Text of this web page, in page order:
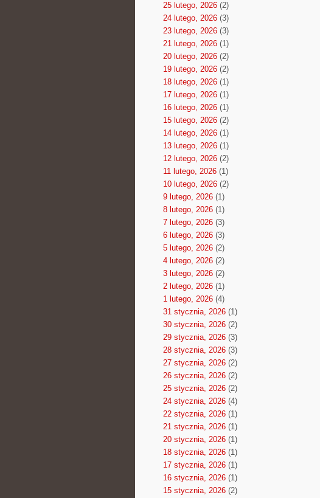
25 lutego, 2026(2)
24 lutego, 2026(3)
23 lutego, 2026(3)
21 lutego, 2026(1)
20 lutego, 2026(2)
19 lutego, 2026(2)
18 lutego, 2026(1)
17 lutego, 2026(1)
16 lutego, 2026(1)
15 lutego, 2026(2)
14 lutego, 2026(1)
13 lutego, 2026(1)
12 lutego, 2026(2)
11 lutego, 2026(1)
10 lutego, 2026(2)
9 lutego, 2026(1)
8 lutego, 2026(1)
7 lutego, 2026(3)
6 lutego, 2026(3)
5 lutego, 2026(2)
4 lutego, 2026(2)
3 lutego, 2026(2)
2 lutego, 2026(1)
1 lutego, 2026(4)
31 stycznia, 2026(1)
30 stycznia, 2026(2)
29 stycznia, 2026(3)
28 stycznia, 2026(3)
27 stycznia, 2026(2)
26 stycznia, 2026(2)
25 stycznia, 2026(2)
24 stycznia, 2026(4)
22 stycznia, 2026(1)
21 stycznia, 2026(1)
20 stycznia, 2026(1)
18 stycznia, 2026(1)
17 stycznia, 2026(1)
16 stycznia, 2026(1)
15 stycznia, 2026(2)